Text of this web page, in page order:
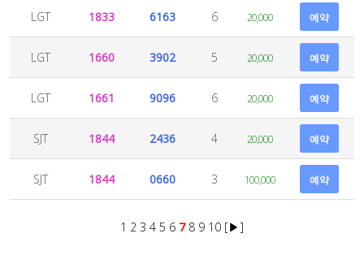
LGT 1833 6163 6 20,000 예약
LGT 1660 3902 5 20,000 예약
LGT 1661 9096 6 20,000 예약
SJT 1844 2436 4 20,000 예약
SJT 1844 0660 3 100,000 예약
1 2 3 4 5 6 7 8 9 10 [▶]